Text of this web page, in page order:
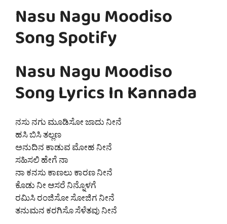
Nasu Nagu Moodiso
Song Spotify
Nasu Nagu Moodiso
Song Lyrics In Kannada
ನಸು ನಗು ಮೂಡಿಸೋ ಜಾದು ನೀನೆ
ಹಸಿ ಬಿಸಿ ತಲ್ಲಣ
ಅನುದಿನ ಕಾಡುವ ಮೋಹ ನೀನೆ
ಸಹಿಸಲಿ ಹೇಗೆ ನಾ
ನಾ ಕನಸು ಕಾಣಲು ಕಾರಣ ನೀನೆ
ಕೊಡು ನೀ ಆಸರೆ ನಿನ್ನೊಳಗೆ
ರಮಿಸಿ ರಂಜಿಸೋ ಸೋಜಿಗ ನೀನೆ
ತನುಮನ ಕರಗಿಸೊ ಸೆಳೆತವು ನೀನೆ